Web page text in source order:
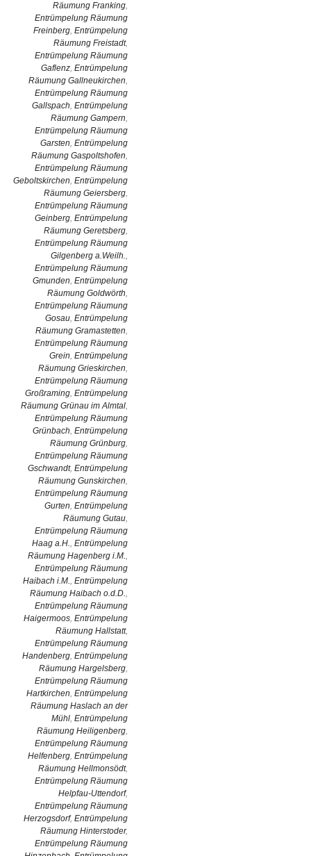
Räumung Franking,
Entrümpelung Räumung
Freinberg, Entrümpelung
Räumung Freistadt,
Entrümpelung Räumung
Gaflenz, Entrümpelung
Räumung Gallneukirchen,
Entrümpelung Räumung
Gallspach, Entrümpelung
Räumung Gampern,
Entrümpelung Räumung
Garsten, Entrümpelung
Räumung Gaspoltshofen,
Entrümpelung Räumung
Geboltskirchen, Entrümpelung
Räumung Geiersberg,
Entrümpelung Räumung
Geinberg, Entrümpelung
Räumung Geretsberg,
Entrümpelung Räumung
Gilgenberg a.Weilh.,
Entrümpelung Räumung
Gmunden, Entrümpelung
Räumung Goldwörth,
Entrümpelung Räumung
Gosau, Entrümpelung
Räumung Gramastetten,
Entrümpelung Räumung
Grein, Entrümpelung
Räumung Grieskirchen,
Entrümpelung Räumung
Großraming, Entrümpelung
Räumung Grünau im Almtal,
Entrümpelung Räumung
Grünbach, Entrümpelung
Räumung Grünburg,
Entrümpelung Räumung
Gschwandt, Entrümpelung
Räumung Gunskirchen,
Entrümpelung Räumung
Gurten, Entrümpelung
Räumung Gutau,
Entrümpelung Räumung
Haag a.H., Entrümpelung
Räumung Hagenberg i.M.,
Entrümpelung Räumung
Haibach i.M., Entrümpelung
Räumung Haibach o.d.D.,
Entrümpelung Räumung
Haigermoos, Entrümpelung
Räumung Hallstatt,
Entrümpelung Räumung
Handenberg, Entrümpelung
Räumung Hargelsberg,
Entrümpelung Räumung
Hartkirchen, Entrümpelung
Räumung Haslach an der
Mühl, Entrümpelung
Räumung Heiligenberg,
Entrümpelung Räumung
Helfenberg, Entrümpelung
Räumung Hellmonsödt,
Entrümpelung Räumung
Helpfau-Uttendorf,
Entrümpelung Räumung
Herzogsdorf, Entrümpelung
Räumung Hinterstoder,
Entrümpelung Räumung